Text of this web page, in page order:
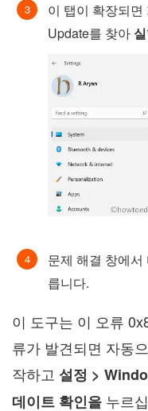
이 탭이 확장되
Update를 찾아
문제 해결 창에
릅니다.
이 도구는 이 오류
류가 발견되면 자동
작하고 설정 >
데이트 확인을 누르